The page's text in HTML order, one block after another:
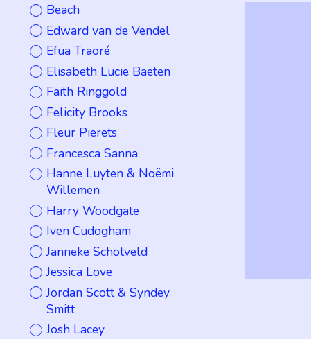
Beach
Edward van de Vendel
Efua Traoré
Elisabeth Lucie Baeten
Faith Ringgold
Felicity Brooks
Fleur Pierets
Francesca Sanna
Hanne Luyten & Noëmi
Willemen
Harry Woodgate
Iven Cudogham
Janneke Schotveld
Jessica Love
Jordan Scott & Syndey
Smitt
Josh Lacey